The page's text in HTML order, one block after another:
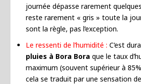
journée dépasse rarement
reste rarement « gris » toute la
sont la règle, pas l’exception.
Le ressenti de l’humidité : C’est
pluies à Bora Bora que le taux
maximum (souvent supérieur à
cela se traduit par une sensation